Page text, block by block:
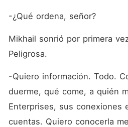
-¿Qué ordena, señor?
Mikhail sonrió por primera
Peligrosa.
-Quiero información. Todo.
duerme, qué come, a quién
Enterprises, sus conexiones
cuentas. Quiero conocerla